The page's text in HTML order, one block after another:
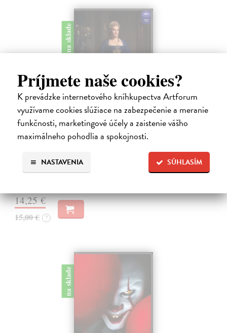
Príjmete naše cookies?
K prevádzke internetového kníhkupectva Artforum
využívame cookies slúžiace na zabezpečenie a meranie
funkčnosti, marketingové účely a zaistenie vášho
maximálneho pohodlia a spokojnosti.
SÚHLASÍM
NASTAVENIA
na sklade
Mária Terézia - 2 DVD
Dornhelm Robert| Film
Svätej ríše rímskej a kráľ španielsky a uhorský korunovaný za českého
14,25 €
15,00 € ?
na sklade